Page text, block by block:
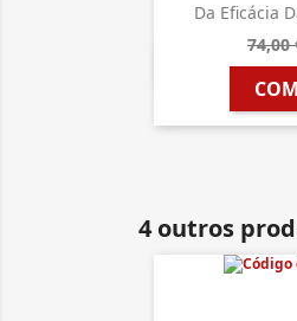
Da Eficácia
74,00

4 outros